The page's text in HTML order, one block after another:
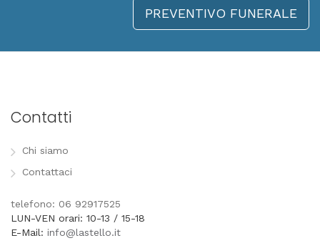
PREVENTIVO FUNERALE
Contatti
Chi siamo
Contattaci
telefono: 06 92917525
LUN-VEN orari: 10-13 / 15-18
E-Mail: info@lastello.it